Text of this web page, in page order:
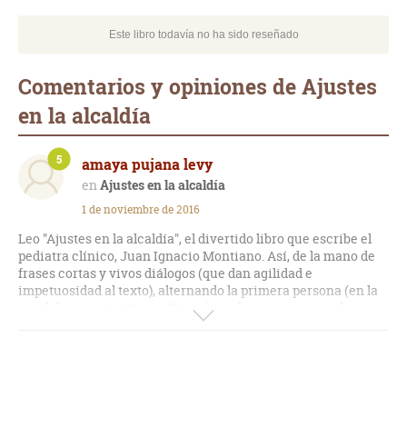
Este libro todavía no ha sido reseñado
Comentarios y opiniones de Ajustes
en la alcaldía
amaya pujana levy
Ajustes en la alcaldía
5
1 de noviembre de 2016
Leo "Ajustes en la alcaldía", el divertido libro que escribe el
pediatra clínico, Juan Ignacio Montiano. Así, de la mano de
frases cortas y vivos diálogos (que dan agilidad e
impetuosidad al texto), alternando la primera persona (en la
voz del inspector Garcia Otwen) con la tercera y, con dominio
de un lenguaje claro y nada impostado, el escritor nos